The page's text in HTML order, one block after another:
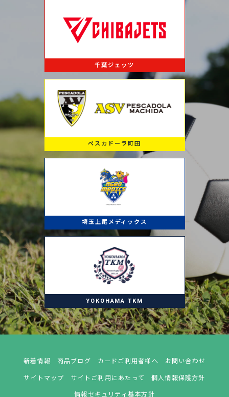
千葉ジェッツ
ペスカドーラ町田
埼玉上尾メディックス
YOKOHAMA TKM
新着情報 商品ブログ カードご利用者様へ
お問い合わせ
サイトマップ
サイトご利用にあたって
個人情報保護方針
情報セキュリティ基本方針